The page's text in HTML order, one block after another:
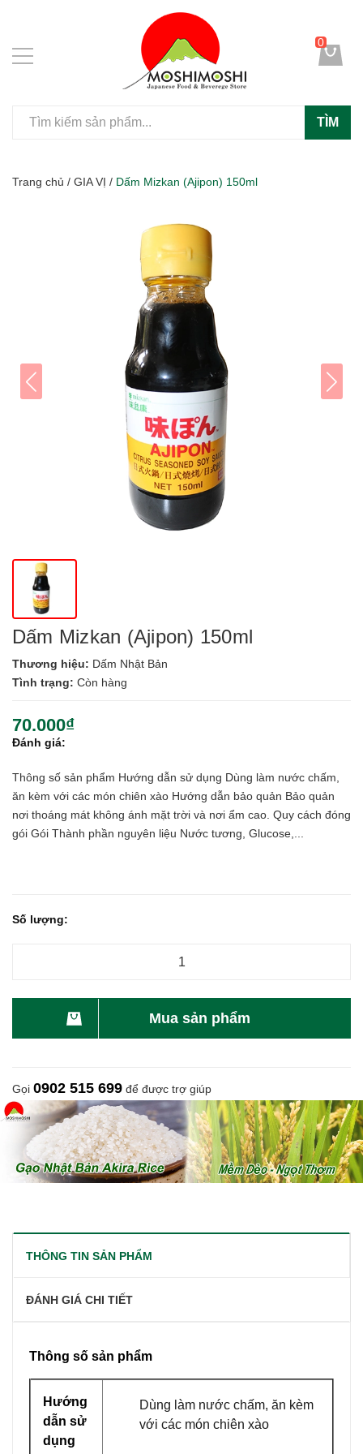
TÌM
0
Trang chủ / GIA VỊ / Dấm Mizkan (Ajipon) 150ml
Dấm Mizkan (Ajipon) 150ml
Thương hiệu: Dấm Nhật Bản
Tình trạng: Còn hàng
70.000₫
Đánh giá:
Thông số sản phẩm Hướng dẫn sử dụng Dùng làm nước chấm,
ăn kèm với các món chiên xào Hướng dẫn bảo quản Bảo quản
nơi thoáng mát không ánh mặt trời và nơi ẩm cao. Quy cách đóng
gói Gói Thành phần nguyên liệu Nước tương, Glucose,...
Số lượng:
Mua sản phẩm
Gọi 0902 515 699 để được trợ giúp
THÔNG TIN SẢN PHẨM
ĐÁNH GIÁ CHI TIẾT
Thông số sản phẩm
Hướng
dẫn sử
dụng
Dùng làm nước chấm, ăn kèm
với các món chiên xào